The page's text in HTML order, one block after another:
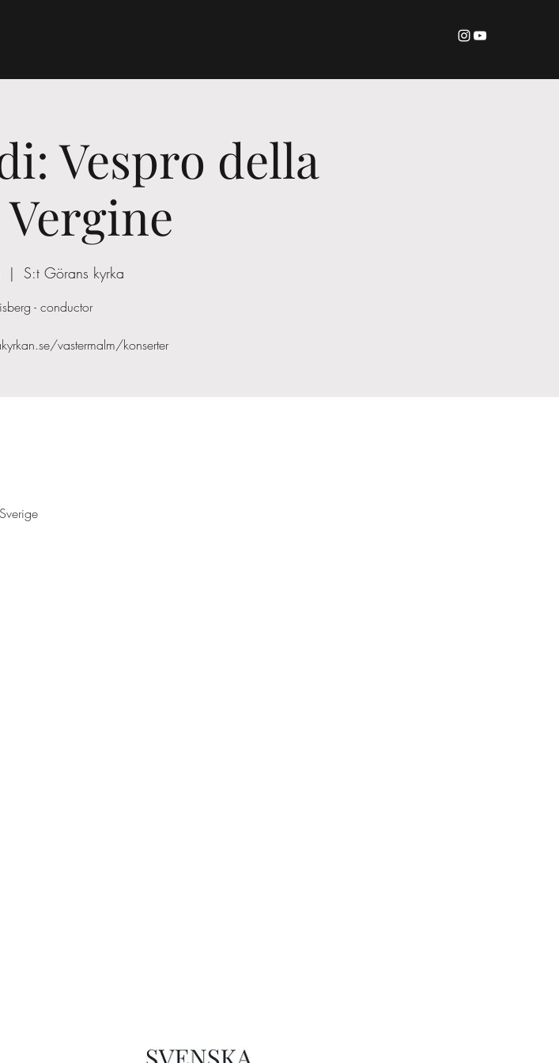
Vespro della
Vergine
  |
S:t Görans kyrka
- conductor
vastermalm/konserter